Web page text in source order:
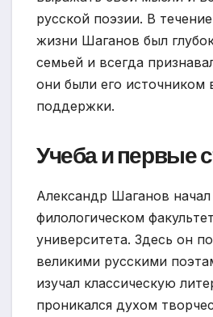
русской поэзии. В
жизни Шаганов был
семьей и всегда
они были его источником
поддержки.
Учеба и первые
Александр Шаганов
филологическом
университета. Здесь он
великими русскими
изучал классическую
проникался духом